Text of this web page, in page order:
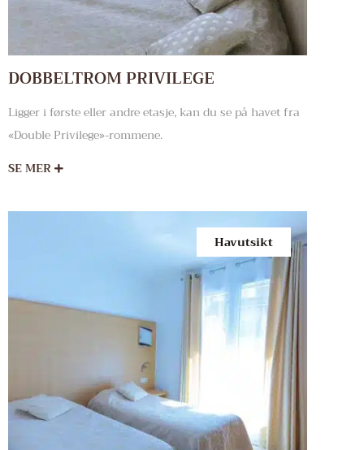
DOBBELTROM PRIVILEGE
Ligger i første eller andre etasje, kan du se på havet fra
«Double Privilege»-rommene.
SE MER
Havutsikt